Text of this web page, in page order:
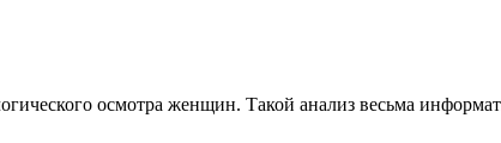
осмотра женщин. Такой анализ весьма